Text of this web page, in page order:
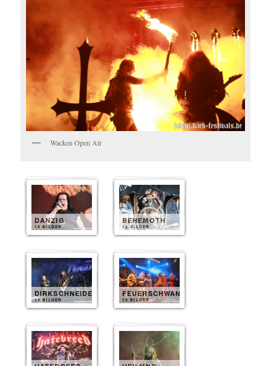
Wacken Open Air
DANZIG
14 BILDER
BEHEMOTH
13 BILDER
DIRKSCHNEIDER
13 BILDER
FEUERSCHWANZ
13 BILDER